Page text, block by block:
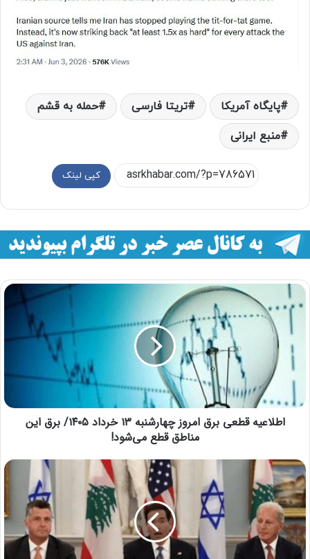
پایگاه آمریکا تریتا فارسی
حمله به قشم
منبع ایرانی
کپی لینک
اطلاعیه قطعی برق امروز چهارشنبه ۱۳ خرداد ۱۴۰۵/ برق این
مناطق قطع می‌شود!